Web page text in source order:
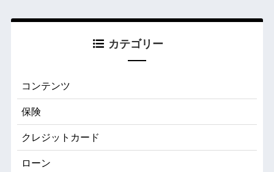
カテゴリー
コンテンツ
保険
クレジットカード
ローン